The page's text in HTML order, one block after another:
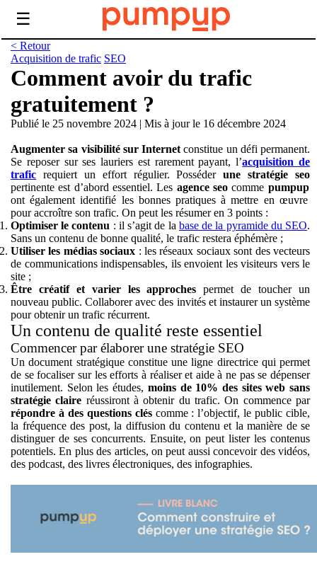
☰
< Retour
Acquisition de trafic SEO
Comment avoir du trafic
gratuitement ?
Publié le 25 novembre 2024 | Mis à jour le 16 décembre 2024
Augmenter sa visibilité sur Internet constitue un défi permanent.
Se reposer sur ses lauriers est rarement payant, l’acquisition de
trafic requiert un effort régulier. Posséderune stratégie seo
pertinente est d’abord essentiel. Les agence seo comme pumpup
ont également identifié les bonnes pratiques à mettre en œuvre
pour accroître son trafic. On peut les résumer en 3 points :
Optimiser le contenu : il s’agit de la base de la pyramide du SEO.
Sans un contenu de bonne qualité, le trafic restera éphémère ;
Utiliser les médias sociaux : les réseaux sociaux sont des vecteurs
de communications indispensables, ils envoient les visiteurs vers le
site ;
Être créatif et varier les approches permet de toucher un
nouveau public. Collaborer avec des invités et instaurer un système
pour obtenir un trafic récurrent.
Un contenu de qualité reste essentiel
Commencer par élaborer une stratégie SEO
Un document stratégique constitue une ligne directrice qui permet
de se focaliser sur les efforts à réaliser et aide à ne pas se dépenser
inutilement. Selon les études, moins de 10% des sites web sans
stratégie claire réussiront à obtenir du trafic. On commence par
répondre à des questions cléscomme : l’objectif, le public cible,
la fréquence des post, la diffusion du contenu et la manière de se
distinguer de ses concurrents. Ensuite, on peut lister les contenus
potentiels. En plus des articles, on peut aussi concevoir des vidéos,
des podcast, des livres électroniques, des infographies.